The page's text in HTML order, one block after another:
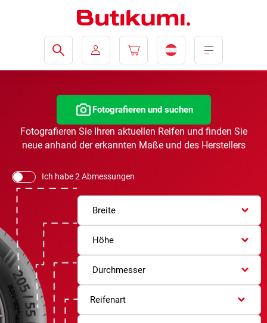
Fotografieren und suchen
Fotografieren Sie Ihren aktuellen Reifen und finden Sie
neue anhand der erkannten Maße und des Herstellers
Ich habe 2 Abmessungen
Breite
Höhe
Durchmesser
Reifenart